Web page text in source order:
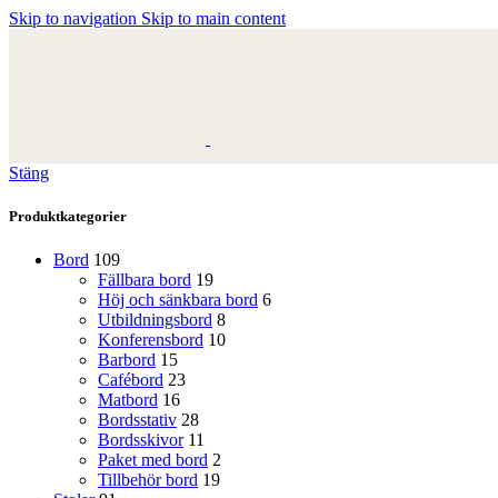
Skip to navigation Skip to main content
Stäng
Produktkategorier
Bord 109
Fällbara bord 19
Höj och sänkbara bord 6
Utbildningsbord 8
Konferensbord 10
Barbord 15
Cafébord 23
Matbord 16
Bordsstativ 28
Bordsskivor 11
Paket med bord 2
Tillbehör bord 19